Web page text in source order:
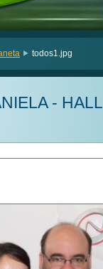
todos1.jpg
- HALL